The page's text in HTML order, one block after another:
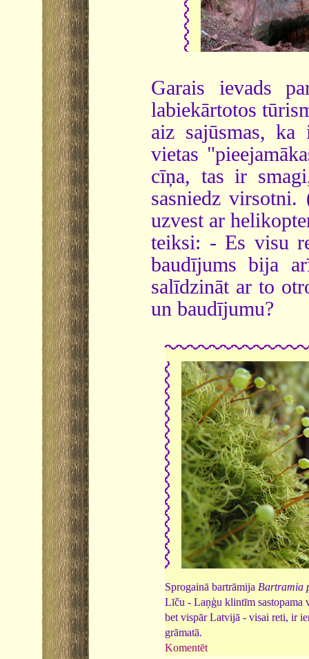
Garais ievads
labiekārtotos
aiz sajūsmas,
vietas
cīņa, tas ir
sasniedz
uzvest ar
teiksi: - Es visu
baudījums bija
salīdzināt ar to
un baudījumu?
Sprogainā bartrāmija Bartramia
Līču - Laņģu klintīm sastopama
bet vispār Latvijā - visai reti, ir
grāmatā.
Komentēt